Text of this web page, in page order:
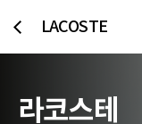
LACOSTE
라코스테